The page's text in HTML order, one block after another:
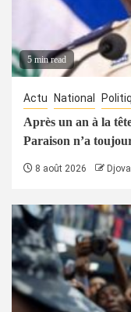
5 min read
Actu National
Après un an à la
Paraison n’a
8 août 2026